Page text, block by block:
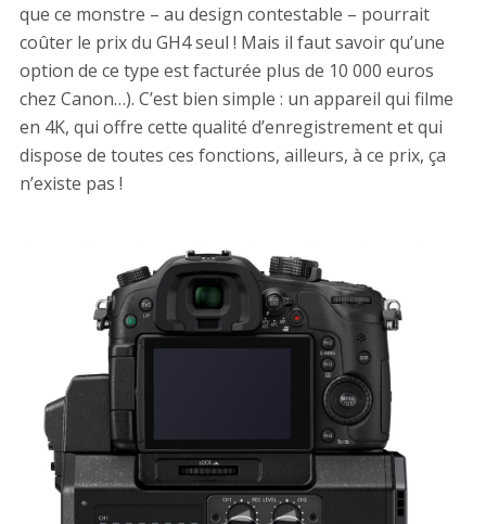
que ce monstre – au design contestable – pourrait
coûter le prix du GH4 seul ! Mais il faut savoir qu’une
option de ce type est facturée plus de 10 000 euros
chez Canon…). C’est bien simple : un appareil qui filme
en 4K, qui offre cette qualité d’enregistrement et qui
dispose de toutes ces fonctions, ailleurs, à ce prix, ça
n’existe pas !